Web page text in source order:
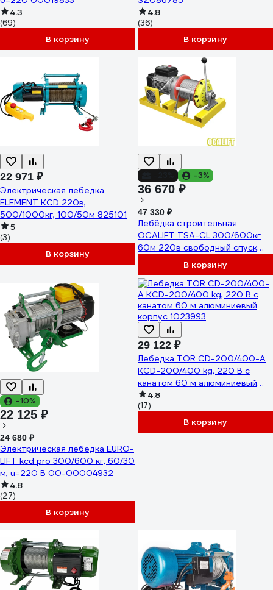
4.3
(69)
В корзину
4.8
(36)
В корзину
22 971 ₽
Электрическая лебедка
ELEMENT KCD 220в,
500/1000кг, 100/50м 825101
5
(3)
В корзину
-3%
36 670 ₽
47 330 ₽
Лебёдка строительная
OCALIFT TSA-CL 300/600кг
60м 220в свободный спуск
(алюминиевый корпус)
tsacl30060m220
В корзину
-10%
22 125 ₽
24 680 ₽
Электрическая лебедка EURO-
LIFT kcd pro 300/600 кг, 60/30
м, u=220 В 00-00004932
4.8
(27)
В корзину
29 122 ₽
Лебедка TOR CD-200/400-A
KCD-200/400 kg, 220 В с
канатом 60 м алюминиевый
корпус 1023993
4.8
(17)
В корзину